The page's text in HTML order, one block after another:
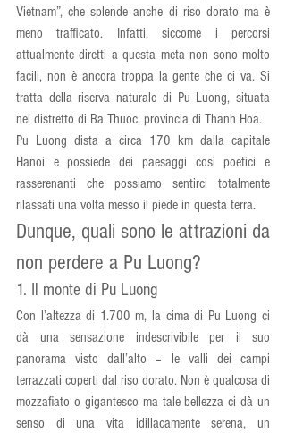
Vietnam”, che splende anche di riso dorato ma è
meno trafficato. Infatti, siccome i percorsi
attualmente diretti a questa meta non sono molto
facili, non è ancora troppa la gente che ci va. Si
tratta della riserva naturale di Pu Luong, situata
nel distretto di Ba Thuoc, provincia di Thanh Hoa.
Pu Luong dista a circa 170 km dalla capitale
Hanoi e possiede dei paesaggi così poetici e
rasserenanti che possiamo sentirci totalmente
rilassati una volta messo il piede in questa terra.
Dunque, quali sono le attrazioni da
non perdere a Pu Luong?
1. Il monte di Pu Luong
Con l’altezza di 1.700 m, la cima di Pu Luong ci
dà una sensazione indescrivibile per il suo
panorama visto dall’alto – le valli dei campi
terrazzati coperti dal riso dorato. Non è qualcosa di
mozzafiato o gigantesco ma tale bellezza ci dà un
senso di una vita idillacamente serena, un